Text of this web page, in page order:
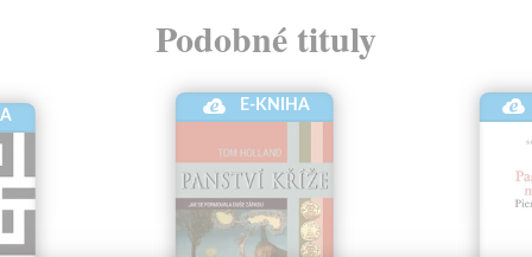
Podobné tituly
E-KNIHA